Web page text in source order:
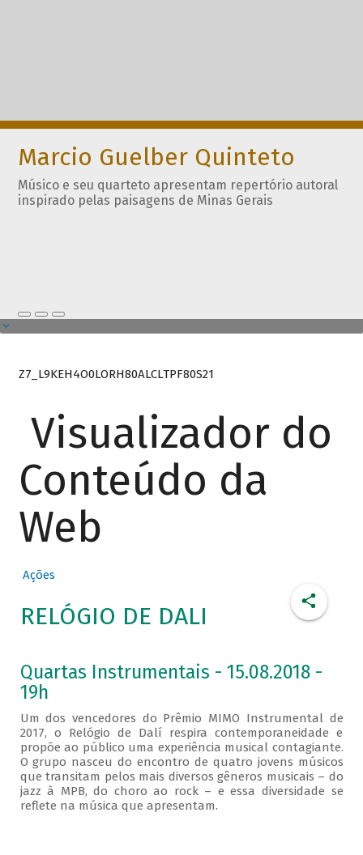
Marcio Guelber Quinteto
Músico e seu quarteto apresentam repertório autoral
inspirado pelas paisagens de Minas Gerais
Z7_L9KEH4O0LORH80ALCLTPF80S21
Visualizador do
Conteúdo da
Web
Ações
RELÓGIO DE DALI
Quartas Instrumentais - 15.08.2018 -
19h
Um dos vencedores do Prêmio MIMO Instrumental de
2017, o Relógio de Dalí respira contemporaneidade e
propõe ao público uma experiência musical contagiante.
O grupo nasceu do encontro de quatro jovens músicos
que transitam pelos mais diversos gêneros musicais – do
jazz à MPB, do choro ao rock – e essa diversidade se
reflete na música que apresentam.